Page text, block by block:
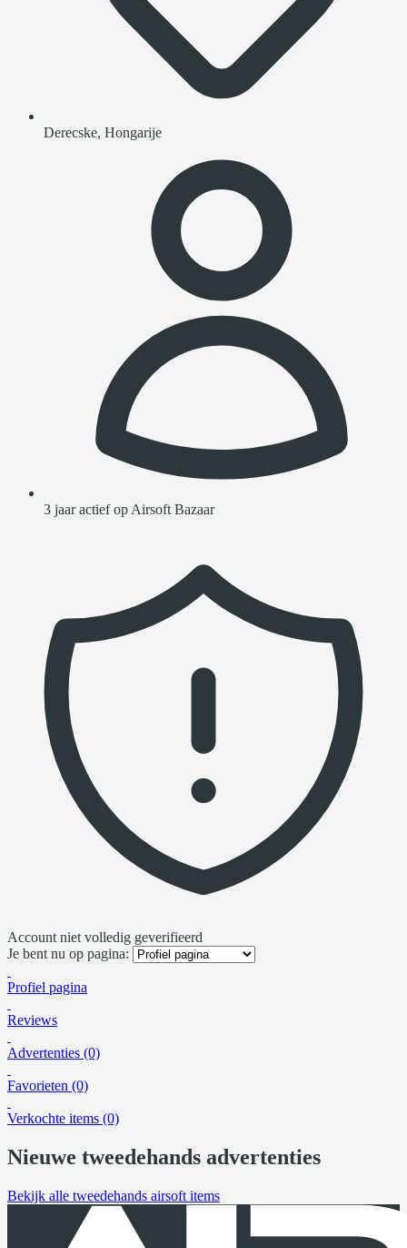
Derecske, Hongarije
3 jaar actief op Airsoft Bazaar
Account niet volledig geverifieerd
Je bent nu op pagina:
Profiel pagina
Reviews
Advertenties (0)
Favorieten (0)
Verkochte items (0)
Nieuwe tweedehands advertenties
Bekijk alle tweedehands airsoft items